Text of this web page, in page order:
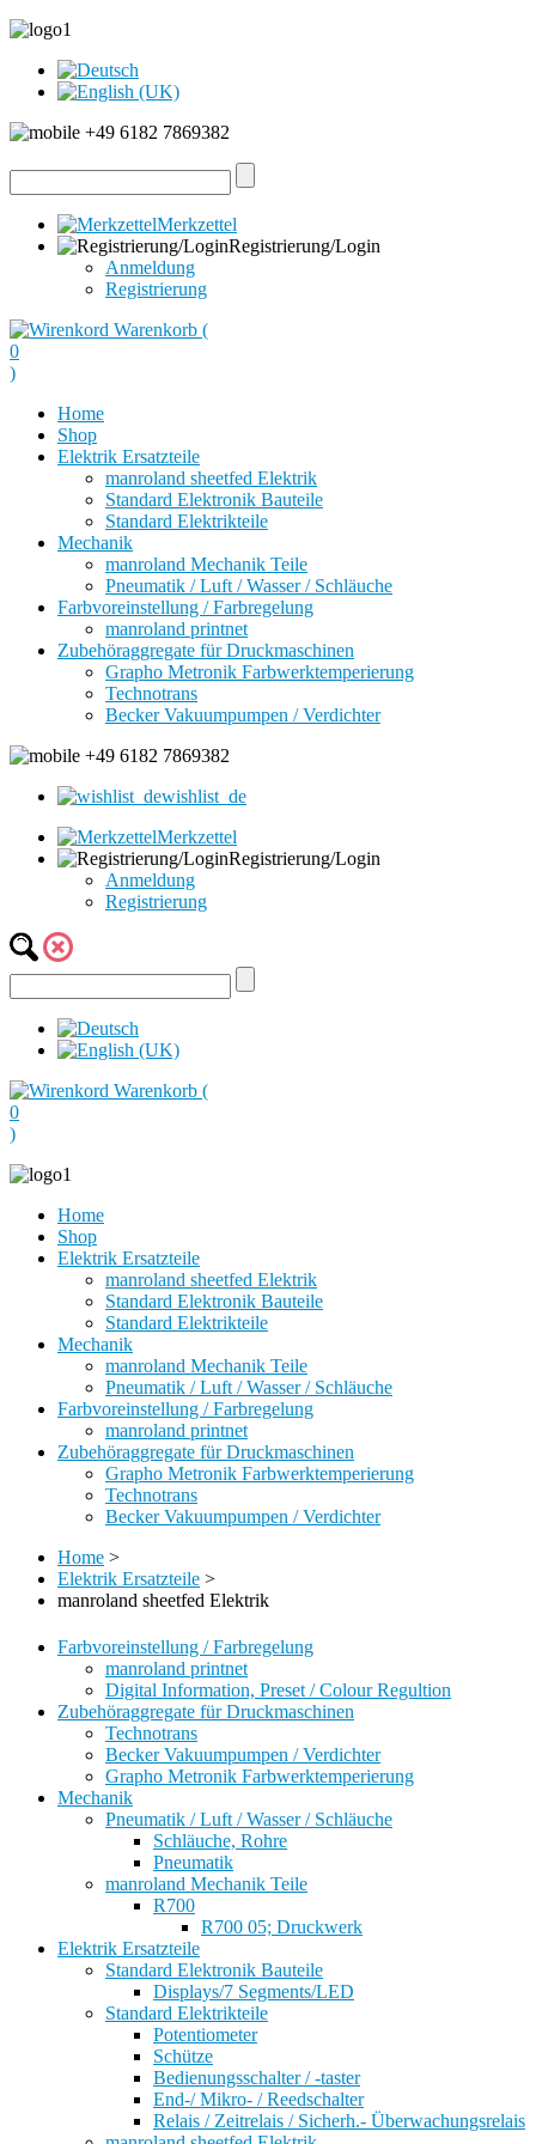
+49 6182 7869382
Merkzettel
Registrierung/Login
Anmeldung
Registrierung
Warenkorb (
0
)
Home
Shop
Elektrik Ersatzteile
manroland sheetfed Elektrik
Standard Elektronik Bauteile
Standard Elektrikteile
Mechanik
manroland Mechanik Teile
Pneumatik / Luft / Wasser / Schläuche
Farbvoreinstellung / Farbregelung
manroland printnet
Zubehöraggregate für Druckmaschinen
Grapho Metronik Farbwerktemperierung
Technotrans
Becker Vakuumpumpen / Verdichter
+49 6182 7869382
wishlist_de
Merkzettel
Registrierung/Login
Anmeldung
Registrierung
Warenkorb (
0
)
Home
Shop
Elektrik Ersatzteile
manroland sheetfed Elektrik
Standard Elektronik Bauteile
Standard Elektrikteile
Mechanik
manroland Mechanik Teile
Pneumatik / Luft / Wasser / Schläuche
Farbvoreinstellung / Farbregelung
manroland printnet
Zubehöraggregate für Druckmaschinen
Grapho Metronik Farbwerktemperierung
Technotrans
Becker Vakuumpumpen / Verdichter
Home >
Elektrik Ersatzteile >
manroland sheetfed Elektrik
Farbvoreinstellung / Farbregelung
manroland printnet
Digital Information, Preset / Colour Regultion
Zubehöraggregate für Druckmaschinen
Technotrans
Becker Vakuumpumpen / Verdichter
Grapho Metronik Farbwerktemperierung
Mechanik
Pneumatik / Luft / Wasser / Schläuche
Schläuche, Rohre
Pneumatik
manroland Mechanik Teile
R700
R700 05; Druckwerk
Elektrik Ersatzteile
Standard Elektronik Bauteile
Displays/7 Segments/LED
Standard Elektrikteile
Potentiometer
Schütze
Bedienungsschalter / -taster
End-/ Mikro- / Reedschalter
Relais / Zeitrelais / Sicherh.- Überwachungsrelais